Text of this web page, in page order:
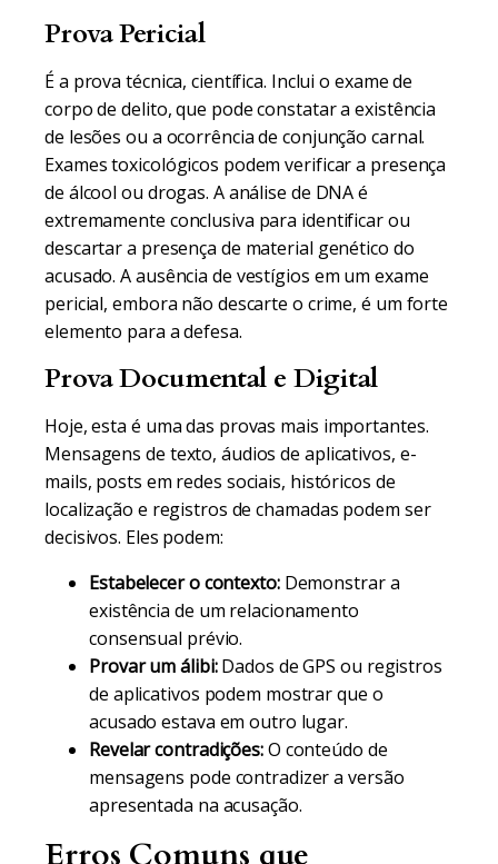
Prova Pericial
É a prova técnica, científica. Inclui o exame de
corpo de delito, que pode constatar a existência
de lesões ou a ocorrência de conjunção carnal.
Exames toxicológicos podem verificar a presença
de álcool ou drogas. A análise de DNA é
extremamente conclusiva para identificar ou
descartar a presença de material genético do
acusado. A ausência de vestígios em um exame
pericial, embora não descarte o crime, é um forte
elemento para a defesa.
Prova Documental e Digital
Hoje, esta é uma das provas mais importantes.
Mensagens de texto, áudios de aplicativos, e-
mails, posts em redes sociais, históricos de
localização e registros de chamadas podem ser
decisivos. Eles podem:
Estabelecer o contexto:Demonstrar a
existência de um relacionamento
consensual prévio.
Provar um álibi:Dados de GPS ou registros
de aplicativos podem mostrar que o
acusado estava em outro lugar.
Revelar contradições:O conteúdo de
mensagens pode contradizer a versão
apresentada na acusação.
Erros Comuns que